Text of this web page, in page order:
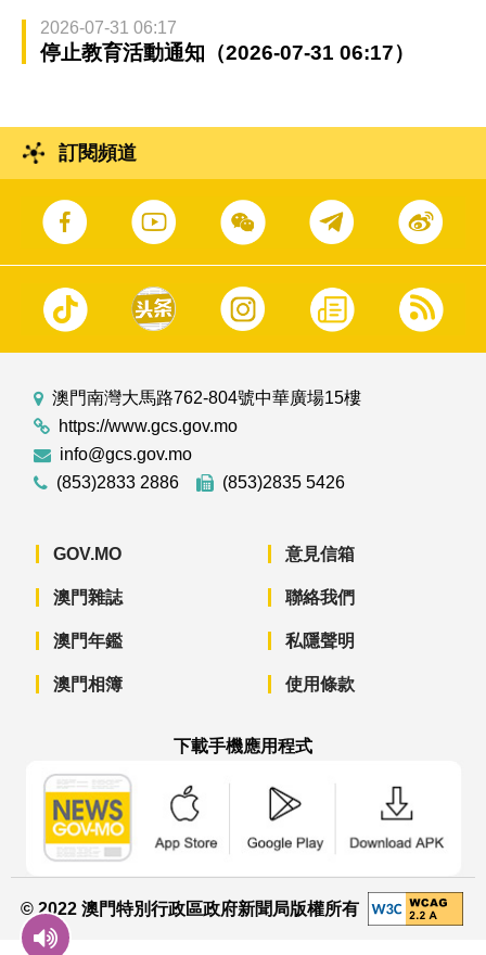
2026-07-31 06:17
停止教育活動通知（2026-07-31 06:17）
訂閱頻道
澳門南灣大馬路762-804號中華廣場15樓
https://www.gcs.gov.mo
info@gcs.gov.mo
(853)2833 2886
(853)2835 5426
GOV.MO
澳門雜誌
澳門年鑑
澳門相簿
意見信箱
聯絡我們
私隱聲明
使用條款
下載手機應用程式
© 2022 澳門特別行政區政府新聞局版權所有